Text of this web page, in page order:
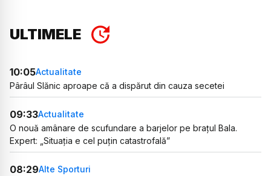
ULTIMELE
10:05Actualitate
Pârâul Slănic aproape că a dispărut din cauza secetei
09:33Actualitate
O nouă amânare de scufundare a barjelor pe brațul Bala.
Expert: „Situația e cel puțin catastrofală”
08:29Alte Sporturi